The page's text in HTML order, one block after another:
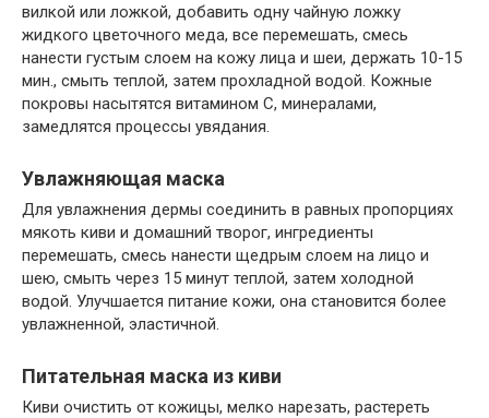
вилкой или ложкой, добавить одну чайную ложку
жидкого цветочного меда, все перемешать, смесь
нанести густым слоем на кожу лица и шеи, держать 10-15
мин., смыть теплой, затем прохладной водой. Кожные
покровы насытятся витамином С, минералами,
замедлятся процессы увядания.
Увлажняющая маска
Для увлажнения дермы соединить в равных пропорциях
мякоть киви и домашний творог, ингредиенты
перемешать, смесь нанести щедрым слоем на лицо и
шею, смыть через 15 минут теплой, затем холодной
водой. Улучшается питание кожи, она становится более
увлажненной, эластичной.
Питательная маска из киви
Киви очистить от кожицы, мелко нарезать, растереть